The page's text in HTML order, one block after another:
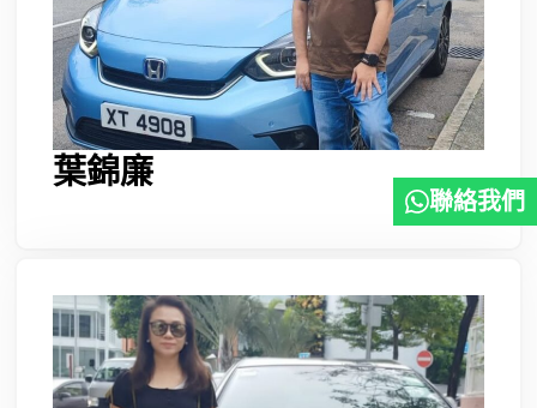
葉錦廉
聯絡我們